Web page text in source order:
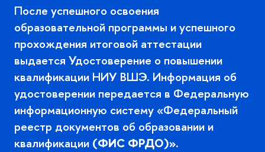
После успешного освоения
образовательной программы и успешного
прохождения итоговой аттестации
ыдается Удостоверение о повышении
квалификации НИУ ВШЭ. Информация о
удостоверении передается в Федеральную
информационную систему «Федеральный
реестр документов об образовании и
квалификации (ФИС ФРДО)».